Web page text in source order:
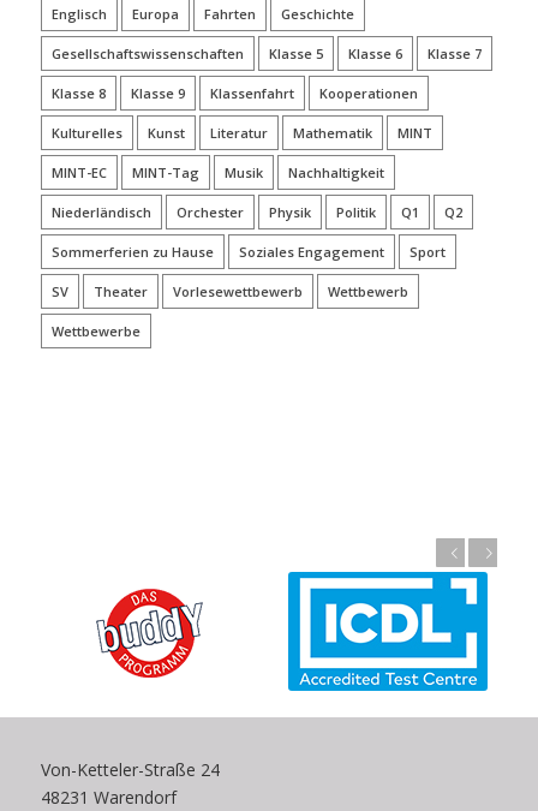
Englisch Europa Fahrten Geschichte
Gesellschaftswissenschaften Klasse 5 Klasse 6 Klasse 7
Klasse 8 Klasse 9 Klassenfahrt Kooperationen
Kulturelles Kunst Literatur Mathematik MINT
MINT-EC MINT-Tag Musik Nachhaltigkeit
Niederländisch Orchester Physik Politik Q1 Q2
Sommerferien zu Hause Soziales Engagement Sport
SV Theater Vorlesewettbewerb Wettbewerb
Wettbewerbe
Von-Ketteler-Straße 24
48231 Warendorf